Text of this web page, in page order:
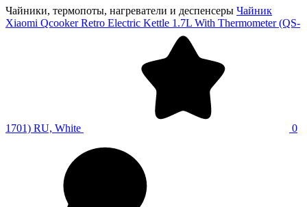
Чайники, термопоты, нагреватели и деспенсеры Чайник
Xiaomi Qcooker Retro Electric Kettle 1.7L With Thermometer (QS-
1701) RU, White 0